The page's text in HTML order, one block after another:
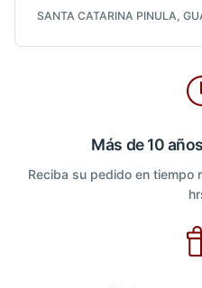
SANTA CATARINA PINULA,
Más de 10
Reciba su pedido en tiempo